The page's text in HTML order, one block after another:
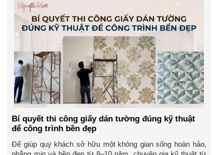
Bí quyết thi công giấy dán tường đúng kỹ thuật
để công trình bền đẹp
Để giúp quý khách sở hữu một không gian sống hoàn hảo,